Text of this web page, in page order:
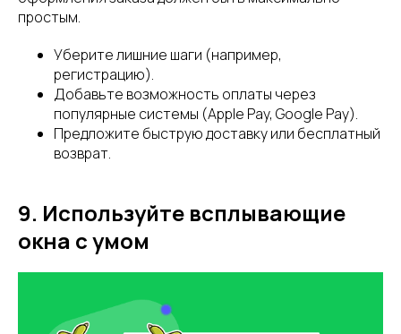
простым.
Уберите лишние шаги (например,
регистрацию).
Добавьте возможность оплаты через
популярные системы (Apple Pay, Google Pay).
Предложите быструю доставку или бесплатный
возврат.
9. Используйте всплывающие
окна с умом